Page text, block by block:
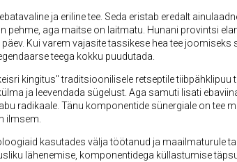
ja eriline tee. Seda eristab eredalt
pehme, aga maitse on laitmatu. Hunani provintsi
Kui varem vajasite tassikese hea tee joomiseks
teega kokku puudutada.
kingitus" traditsioonilisele retseptile tiibpähklipuu
ja leevendada sügelust. Aga samuti lisati
radikaale. Tänu komponentide sünergiale on tee
ilmsem.
kasutades välja töötanud ja maailmaturule
lähenemise, komponentidega küllastumise